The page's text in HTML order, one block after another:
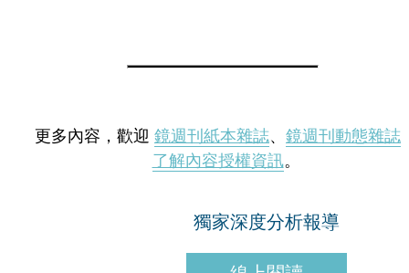
更多內容，歡迎 鏡週刊紙本雜誌、 鏡週刊動態雜誌
了解內容授權資訊。
獨家深度分析報導